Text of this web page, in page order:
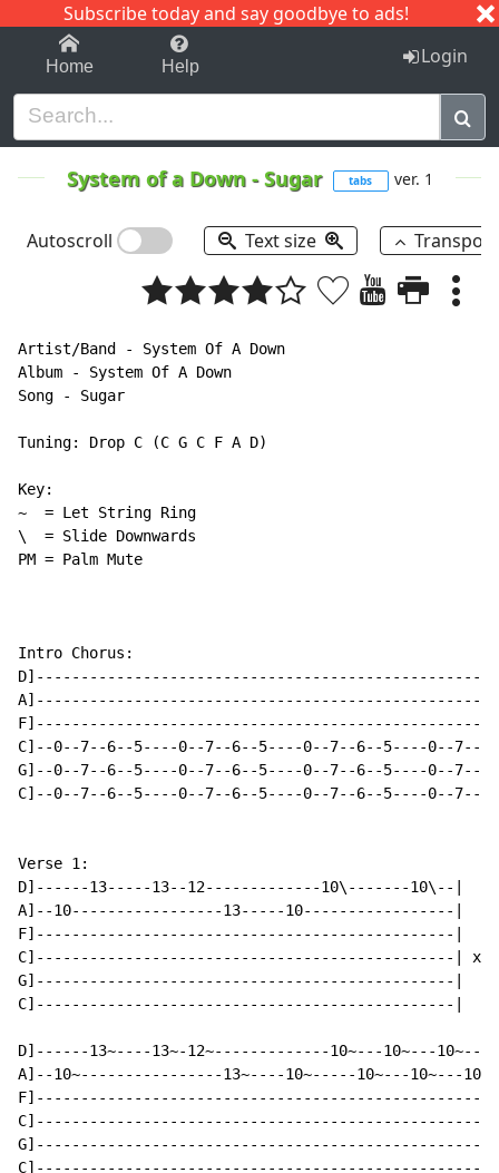
Subscribe today and say goodbye to ads!
1-9 C I J
Home Help Login
System of a Down-Sugar tabs ver. 1
Autoscroll Text size
Artist/Band - System Of A Down
Album - System Of A Down
Song - Sugar
Tuning: Drop C (C G C F A D)
Key:
~  = Let String Ring
\  = Slide Downwards
PM = Palm Mute
Intro Chorus:
C]--0--7--6--5----0--7--6--5----0--7--6--5----0--7--
G]--0--7--6--5----0--7--6--5----0--7--6--5----0--7--
C]--0--7--6--5----0--7--6--5----0--7--6--5----0--7--
Verse 1:
D]------13-----13--12-------------10\-------10\--|
A]--10-----------------13-----10-----------------|
F]-----------------------------------------------|
C]-----------------------------------------------| x3
G]-----------------------------------------------|
C]-----------------------------------------------|
D]------13~----13~-12~-------------10~---10~---10~---
A]--10~----------------13~----10~-----10~---10~---